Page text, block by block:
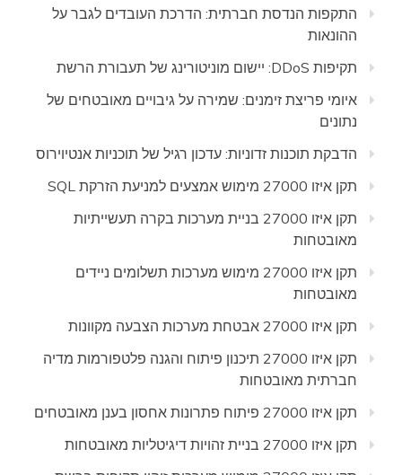
התקפות הנדסת חברתית: הדרכת העובדים לגבר על
ההונאות
תקיפות DDoS: יישום מוניטורינג של תעבורת הרשת
איומי פריצת זימנים: שמירה על גיבויים מאובטחים של
נתונים
הדבקת תוכנות זדוניות: עדכון רגיל של תוכניות אנטיוירוס
תקן איזו 27000 מימוש אמצעים למניעת הזרקת SQL
תקן איזו 27000 בניית מערכות בקרה תעשייתיות
מאובטחות
תקן איזו 27000 מימוש מערכות תשלומים ניידים
מאובטחות
תקן איזו 27000 אבטחת מערכות הצבעה מקוונות
תקן איזו 27000 תיכנון פיתוח והגנה פלטפורמות מדיה
חברתית מאובטחות
תקן איזו 27000 פיתוח פתרונות אחסון בענן מאובטחים
תקן איזו 27000 בניית זהויות דיגיטליות מאובטחות